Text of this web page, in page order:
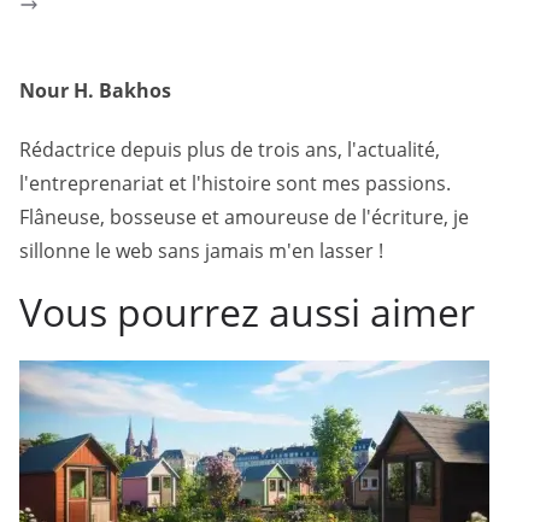
Nour H. Bakhos
Rédactrice depuis plus de trois ans, l'actualité,
l'entreprenariat et l'histoire sont mes passions.
Flâneuse, bosseuse et amoureuse de l'écriture, je
sillonne le web sans jamais m'en lasser !
Vous pourrez aussi aimer